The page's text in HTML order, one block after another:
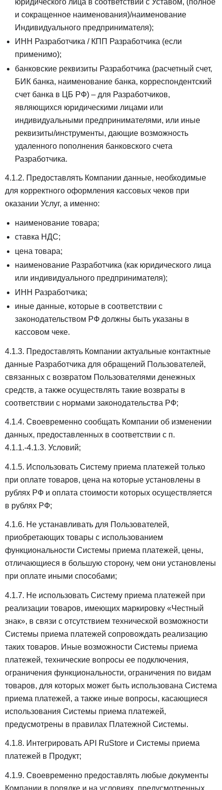
и сокращенное наименования)/наименование
Индивидуального предпринимателя);
ИНН Разработчика / КПП Разработчика (если
применимо);
банковские реквизиты Разработчика (расчетный счет,
БИК банка, наименование банка, корреспондентский
счет банка в ЦБ РФ) – для Разработчиков,
являющихся юридическими лицами или
индивидуальными предпринимателями, или иные
реквизиты/инструменты, дающие возможность
удаленного пополнения банковского счета
Разработчика.
4.1.2. Предоставлять Компании данные, необходимые
для корректного оформления кассовых чеков при
оказании Услуг, а именно:
наименование товара;
ставка НДС;
цена товара;
наименование Разработчика (как юридического лица
или индивидуального предпринимателя);
ИНН Разработчика;
иные данные, которые в соответствии с
законодательством РФ должны быть указаны в
кассовом чеке.
4.1.3. Предоставлять Компании актуальные контактные
данные Разработчика для обращений Пользователей,
связанных с возвратом Пользователями денежных
средств, а также осуществлять такие возвраты в
соответствии с нормами законодательства РФ;
4.1.4. Своевременно сообщать Компании об изменении
данных, предоставленных в соответствии с п.
4.1.1.-4.1.3. Условий;
4.1.5. Использовать Систему приема платежей только
при оплате товаров, цена на которые установлены в
рублях РФ и оплата стоимости которых осуществляется
в рублях РФ;
4.1.6. Не устанавливать для Пользователей,
приобретающих товары с использованием
функциональности Системы приема платежей, цены,
отличающиеся в большую сторону, чем они установлены
при оплате иными способами;
4.1.7. Не использовать Систему приема платежей при
реализации товаров, имеющих маркировку «Честный
знак», в связи с отсутствием технической возможности
Системы приема платежей сопровождать реализацию
таких товаров. Иные возможности Системы приема
платежей, технические вопросы ее подключения,
ограничения функциональности, ограничения по видам
товаров, для которых может быть использована Система
приема платежей, а также иные вопросы, касающиеся
использования Системы приема платежей,
предусмотрены в правилах Платежной Системы.
4.1.8. Интегрировать API RuStore и Системы приема
платежей в Продукт;
4.1.9. Своевременно предоставлять любые документы
Компании в порядке и на условиях, предусмотренных